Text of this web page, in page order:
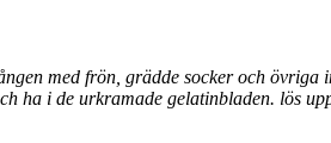
med frön, grädde socker och
ha i de urkramade gelatinbladen. lös